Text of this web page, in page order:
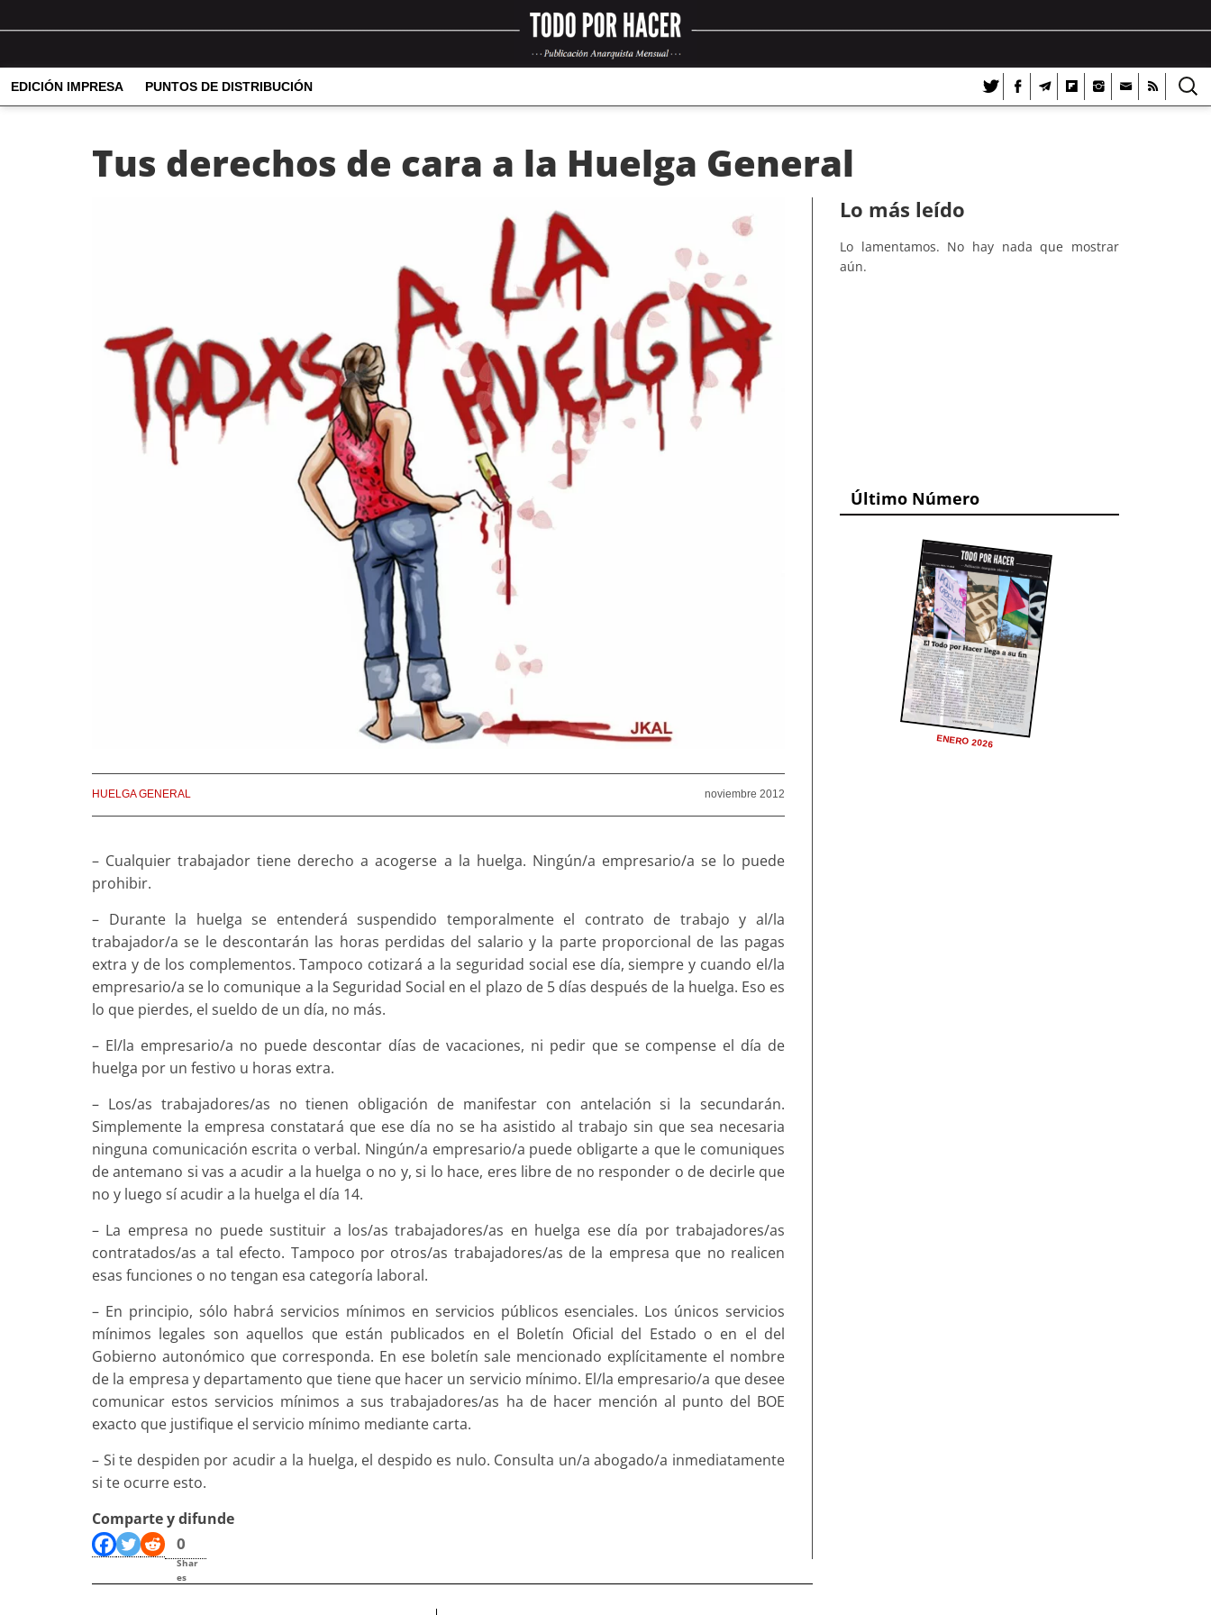
EDICIÓN IMPRESA PUNTOS DE DISTRIBUCIÓN
Tus derechos de cara a la Huelga General
noviembre 2012
HUELGA GENERAL
– Cualquier trabajador tiene derecho a acogerse a la huelga. Ningún/a empresario/a se lo puede
prohibir.
– Durante la huelga se entenderá suspendido temporalmente el contrato de trabajo y al/la
trabajador/a se le descontarán las horas perdidas del salario y la parte proporcional de las pagas
extra y de los complementos. Tampoco cotizará a la seguridad social ese día, siempre y cuando el/la
empresario/a se lo comunique a la Seguridad Social en el plazo de 5 días después de la huelga. Eso es
lo que pierdes, el sueldo de un día, no más.
– El/la empresario/a no puede descontar días de vacaciones, ni pedir que se compense el día de
huelga por un festivo u horas extra.
– Los/as trabajadores/as no tienen obligación de manifestar con antelación si la secundarán.
Simplemente la empresa constatará que ese día no se ha asistido al trabajo sin que sea necesaria
ninguna comunicación escrita o verbal. Ningún/a empresario/a puede obligarte a que le comuniques
de antemano si vas a acudir a la huelga o no y, si lo hace, eres libre de no responder o de decirle que
no y luego sí acudir a la huelga el día 14.
– La empresa no puede sustituir a los/as trabajadores/as en huelga ese día por trabajadores/as
contratados/as a tal efecto. Tampoco por otros/as trabajadores/as de la empresa que no realicen
esas funciones o no tengan esa categoría laboral.
– En principio, sólo habrá servicios mínimos en servicios públicos esenciales. Los únicos servicios
mínimos legales son aquellos que están publicados en el Boletín Oficial del Estado o en el del
Gobierno autonómico que corresponda. En ese boletín sale mencionado explícitamente el nombre
de la empresa y departamento que tiene que hacer un servicio mínimo. El/la empresario/a que desee
comunicar estos servicios mínimos a sus trabajadores/as ha de hacer mención al punto del BOE
exacto que justifique el servicio mínimo mediante carta.
– Si te despiden por acudir a la huelga, el despido es nulo. Consulta un/a abogado/a inmediatamente
si te ocurre esto.
Comparte y difunde
0
Shar
es
Lo más leído
Lo lamentamos. No hay nada que mostrar
aún.
Último Número
ENERO 2026